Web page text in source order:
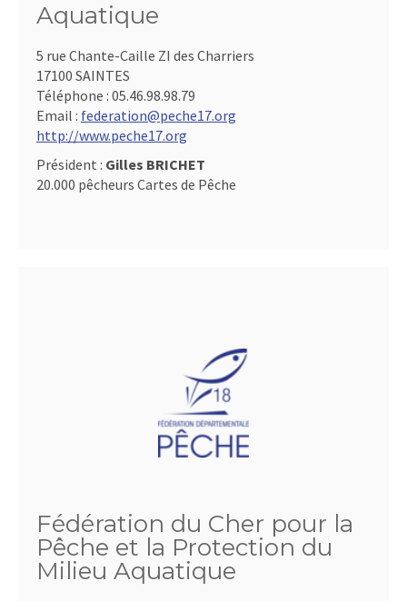
Aquatique
5 rue Chante-Caille ZI des Charriers
17100 SAINTES
Téléphone : 05.46.98.98.79
Email : federation@peche17.org
http://www.peche17.org
Président : Gilles BRICHET
20.000 pêcheurs Cartes de Pêche
Fédération du Cher pour la
Pêche et la Protection du
Milieu Aquatique